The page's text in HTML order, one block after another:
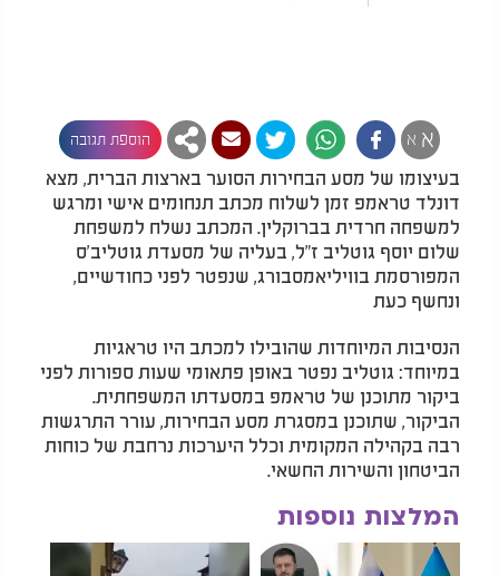
א א הוספת תגובה
בעיצומו של מסע הבחירות הסוער בארצות הברית, מצא
דונלד טראמפ זמן לשלוח מכתב תנחומים אישי ומרגש
למשפחה חרדית בברוקלין. המכתב נשלח למשפחת
שלום יוסף גוטליב ז"ל, בעליה של מסעדת גוטליב'ס
המפורסמת בוויליאמסבורג, שנפטר לפני כחודשיים,
ונחשף כעת
הנסיבות המיוחדות שהובילו למכתב היו טראגיות
במיוחד: גוטליב נפטר באופן פתאומי שעות ספורות לפני
ביקור מתוכנן של טראמפ במסעדתו המשפחתית.
הביקור, שתוכנן במסגרת מסע הבחירות, עורר התרגשות
רבה בקהילה המקומית וכלל היערכות נרחבת של כוחות
הביטחון והשירות החשאי.
המלצות נוספות